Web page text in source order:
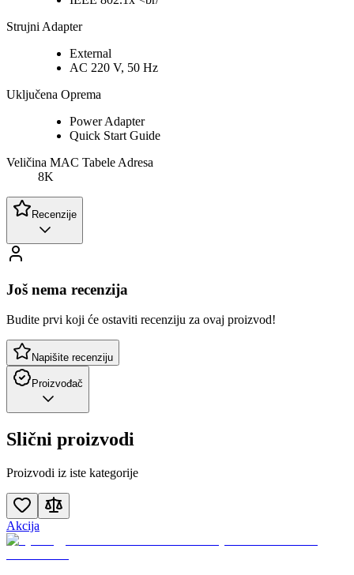
Strujni Adapter
External
AC 220 V, 50 Hz
Uključena Oprema
Power Adapter
Quick Start Guide
Veličina MAC Tabele Adresa
8K
Recenzije
Još nema recenzija
Budite prvi koji će ostaviti recenziju za ovaj proizvod!
Napišite recenziju
Proizvođač
Slični proizvodi
Proizvodi iz iste kategorije
Akcija